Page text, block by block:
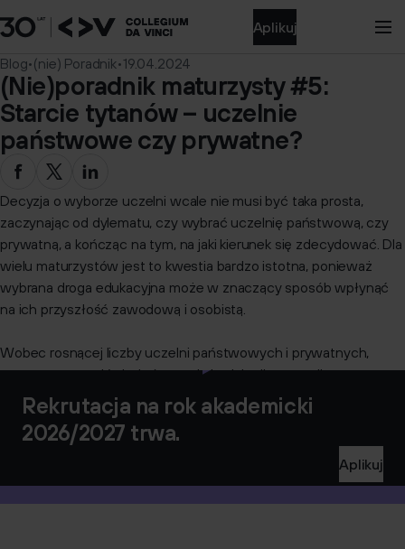
Aplikuj
Blog•(nie) Poradnik•19.04.2024
(Nie)poradnik maturzysty #5:
Starcie tytanów – uczelnie
państwowe czy prywatne?
Decyzja o wyborze uczelni wcale nie musi być taka prosta,
zaczynając od dylematu, czy wybrać uczelnię państwową, czy
prywatną, a kończąc na tym, na jaki kierunek się zdecydować. Dla
wielu maturzystów jest to kwestia bardzo istotna, ponieważ
wybrana droga edukacyjna może w znaczący sposób wpłynąć
na ich przyszłość zawodową i osobistą.
Wobec rosnącej liczby uczelni państwowych i prywatnych,
warto zastanowić się, która opcja będzie dla nas najlepsza.
Rekrutacja na rok akademicki
2026/2027 trwa.
Aplikuj